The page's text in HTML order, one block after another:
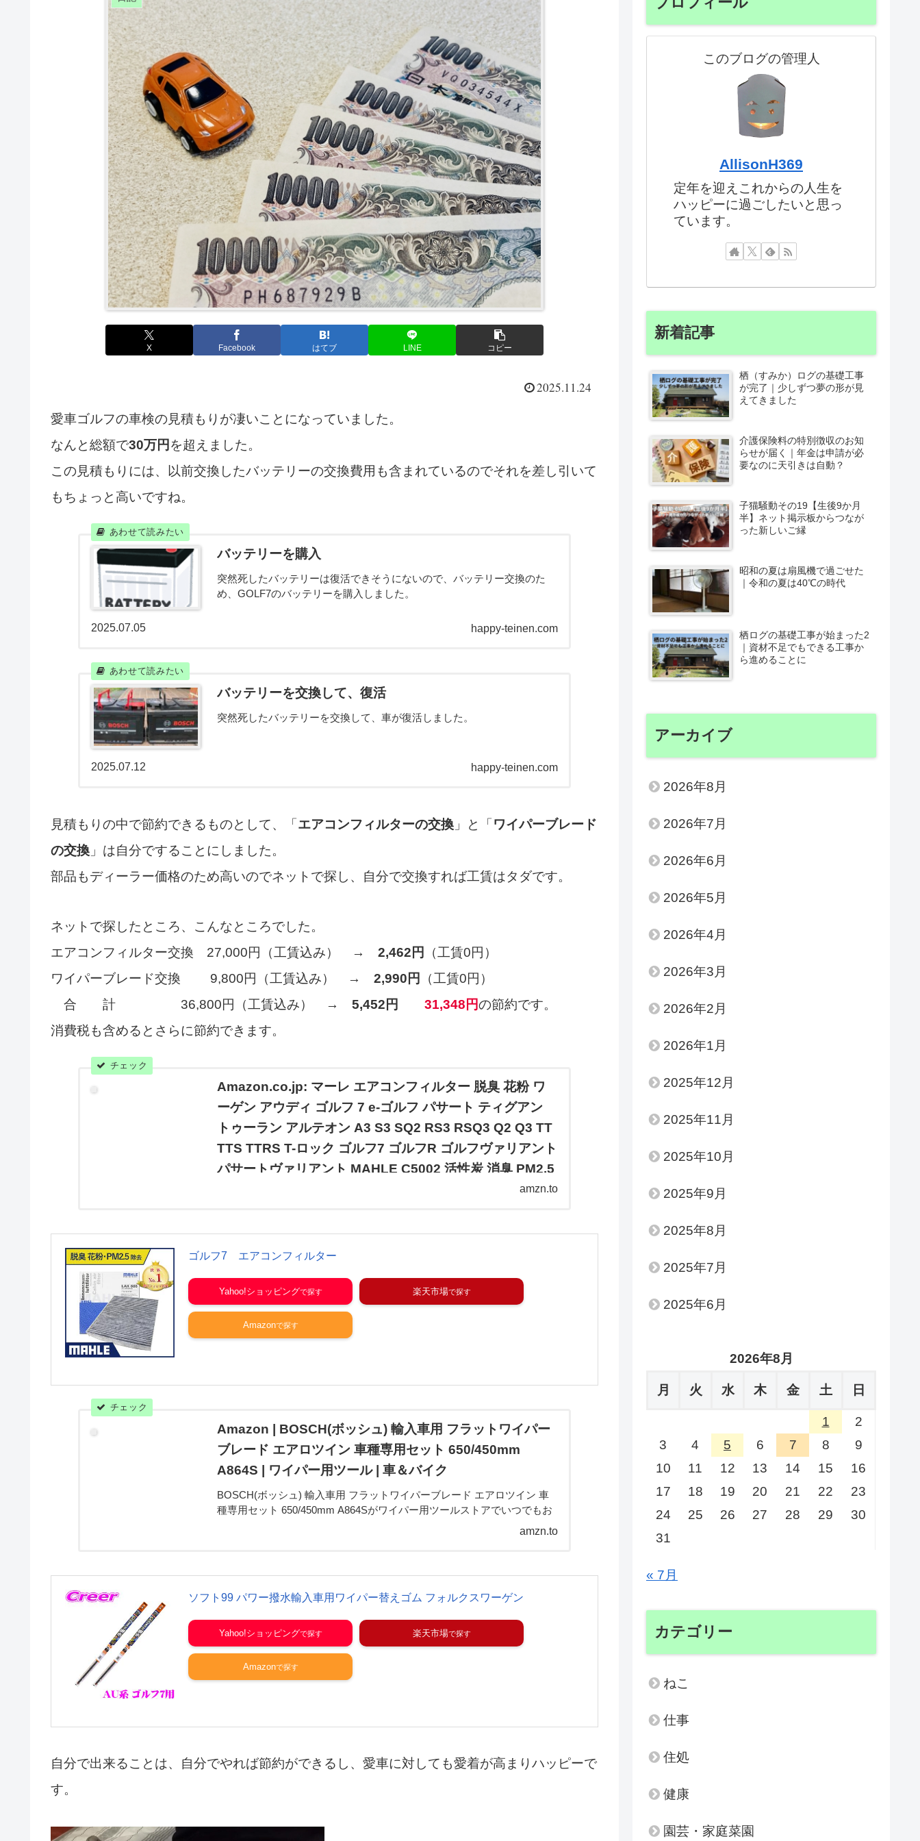
X Facebook はてブ LINE コピー
2025.11.24
愛車ゴルフの車検の見積もりが凄いことになっていました。
なんと総額で30万円 を超えました。
この見積もりには、以前交換したバッテリーの交換費用も含まれているのでそれを差し引いて
もちょっと高いですね。
バッテリーを購入
突然死したバッテリーは復活できそうにないので、バッテリー交換のた
め、GOLF7のバッテリーを購入しました。
happy-teinen.com
2025.07.05
バッテリーを交換して、復活
突然死したバッテリーを交換して、車が復活しました。
happy-teinen.com
2025.07.12
見積もりの中で節約できるものとして、「 エアコンフィルターの交換 」と「 ワイパーブレード
の交換 」は自分ですることにしました。
部品もディーラー価格のため高いのでネットで探し、自分で交換すれば工賃はタダです。
ネットで探したところ、こんなところでした。
エアコンフィルター交換 27,000円（工賃込み） → 2,462円
（工賃0円）
ワイパーブレード交換 9,800円（工賃込み） → 2,990円
（工賃0円）
合 計 36,800円（工賃込み） → 5,452円 31,348円の節約です。
消費税も含めるとさらに節約できます。
Amazon.co.jp: マーレ エアコンフィルター 脱臭 花粉 ワ
ーゲン アウディ ゴルフ 7 e-ゴルフ パサート ティグアン
トゥーラン アルテオン A3 S3 SQ2 RS3 RSQ3 Q2 Q3 TT
TTS TTRS T-ロック ゴルフ7 ゴルフR ゴルフヴァリアント
パサートヴァリアント MAHLE C5002 活性炭 消臭 PM2.5
amzn.to
ゴルフ7 エアコンフィルター
Yahoo!ショッピング 楽天市場
Amazon
Amazon | BOSCH(ボッシュ) 輸入車用 フラットワイパー
ブレード エアロツイン 車種専用セット 650/450mm
A864S | ワイパー用ツール | 車＆バイク
BOSCH(ボッシュ) 輸入車用 フラットワイパーブレード エアロツイン 車
種専用セット 650/450mm A864Sがワイパー用ツールストアでいつでもお
買い得。当日お急ぎ便対象商品は、当日お届け可能です。アマゾン配送商
amzn.to
ソフト99 パワー撥水輸入車用ワイパー替えゴム フォルクスワーゲン
Yahoo!ショッピング 楽天市場
Amazon
自分で出来ることは、自分でやれば節約ができるし、愛車に対しても愛着が高まりハッピーで
す。
このブログの管理人
AllisonH369
定年を迎えこれからの人生を
ハッピーに過ごしたいと思っ
ています。
新着記事
栖（すみか）ログの基礎工事
が完了｜少しずつ夢の形が見
えてきました
介護保険料の特別徴収のお知
らせが届く｜年金は申請が必
要なのに天引きは自動？
子猫騒動その19【生後9か月
半】ネット掲示板からつなが
った新しいご縁
昭和の夏は扇風機で過ごせた
｜令和の夏は40℃の時代
栖ログの基礎工事が始まった2
｜資材不足でもできる工事か
ら進めることに
アーカイブ
2026年8月
2026年7月
2026年6月
2026年5月
2026年4月
2026年3月
2026年2月
2026年1月
2025年12月
2025年11月
2025年10月
2025年9月
2025年8月
2025年7月
2025年6月
2026年8月
月 火 水 木 金 土 日
1
2
3
4 5 6 7 8
9
10
11 12 13 14 15
16
17
18 19 20 21 22
23
24
25 26 27 28 29
30
31
« 7月
カテゴリー
ねこ
仕事
住処
健康
園芸・家庭菜園